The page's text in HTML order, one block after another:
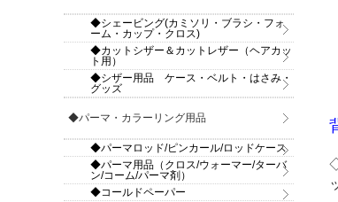
◆シェービング(カミソリ・ブラシ・フォ
ーム・カップ・クロス)
◆カットシザー＆カットレザー（ヘアカッ
ト用）
◆シザー用品 ケース・ベルト・はさみ・
グッズ
◆パーマ・カラーリング用品
◆パーマロッド/ピンカール/ロッドケース
◆パーマ用品（クロス/ウォーマー/ターバ
ン/コーム/パーマ剤）
◆コールドペーパー